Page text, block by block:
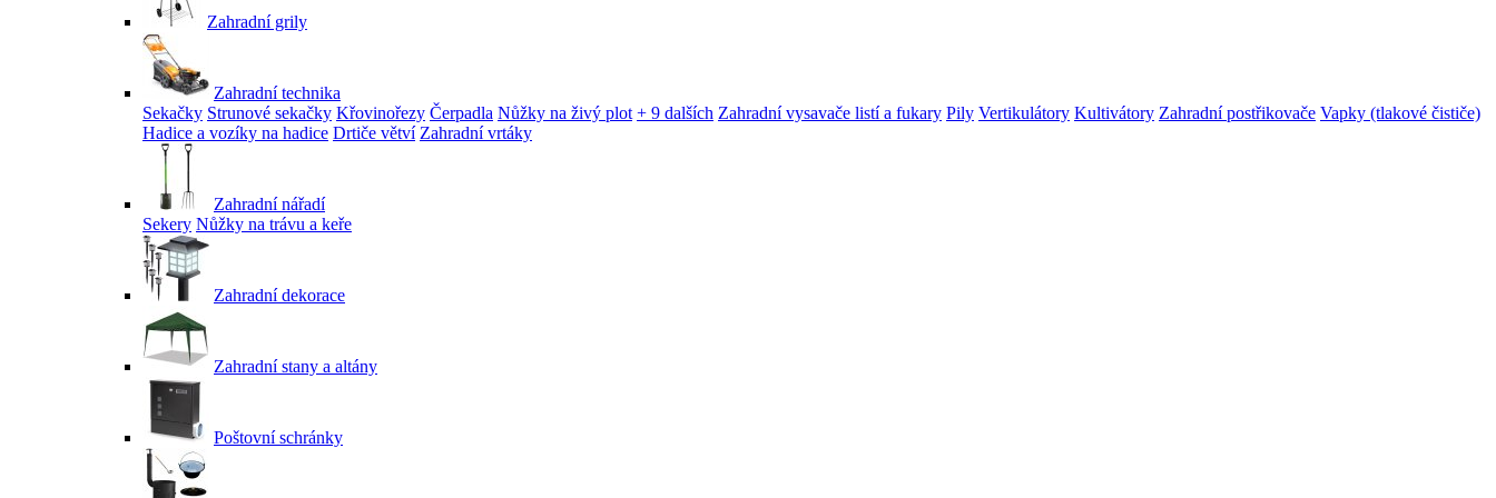
Zahradní grily
Zahradní technika
Sekačky Strunové sekačky Křovinořezy Čerpadla Nůžky na živý plot + 9 dalších Zahradní vysavače listí a fukary Pily Vertikulátory Kultivátory Zahradní postřikovače Vapky (tlakové čističe)
Hadice a vozíky na hadice Drtiče větví Zahradní vrtáky
Zahradní nářadí
Sekery Nůžky na trávu a keře
Zahradní dekorace
Zahradní stany a altány
Poštovní schránky